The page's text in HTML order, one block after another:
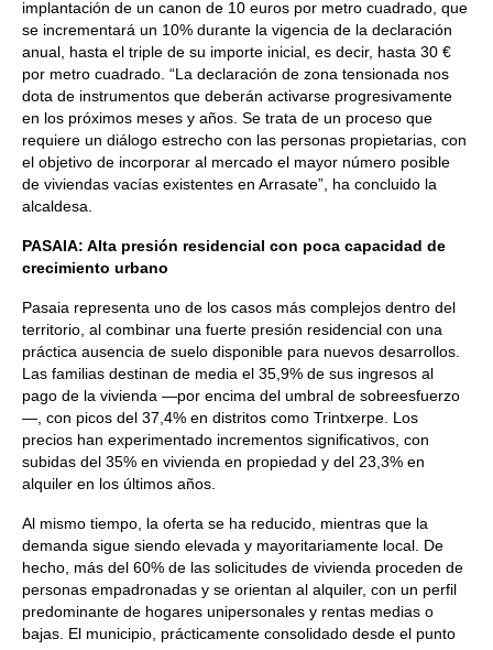
implantación de un canon de 10 euros por metro cuadrado, que
se incrementará un 10% durante la vigencia de la declaración
anual, hasta el triple de su importe inicial, es decir, hasta 30 €
por metro cuadrado. “La declaración de zona tensionada nos
dota de instrumentos que deberán activarse progresivamente
en los próximos meses y años. Se trata de un proceso que
requiere un diálogo estrecho con las personas propietarias, con
el objetivo de incorporar al mercado el mayor número posible
de viviendas vacías existentes en Arrasate”, ha concluido la
alcaldesa.
PASAIA: Alta presión residencial con poca capacidad de
crecimiento urbano
Pasaia representa uno de los casos más complejos dentro del
territorio, al combinar una fuerte presión residencial con una
práctica ausencia de suelo disponible para nuevos desarrollos.
Las familias destinan de media el 35,9% de sus ingresos al
pago de la vivienda —por encima del umbral de sobreesfuerzo
—, con picos del 37,4% en distritos como Trintxerpe. Los
precios han experimentado incrementos significativos, con
subidas del 35% en vivienda en propiedad y del 23,3% en
alquiler en los últimos años.
Al mismo tiempo, la oferta se ha reducido, mientras que la
demanda sigue siendo elevada y mayoritariamente local. De
hecho, más del 60% de las solicitudes de vivienda proceden de
personas empadronadas y se orientan al alquiler, con un perfil
predominante de hogares unipersonales y rentas medias o
bajas. El municipio, prácticamente consolidado desde el punto